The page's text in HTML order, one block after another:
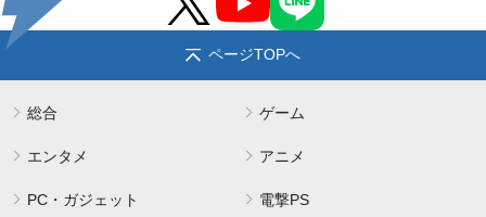
ページTOPへ
総合 ゲーム
エンタメ アニメ
PC・ガジェット 電撃PS